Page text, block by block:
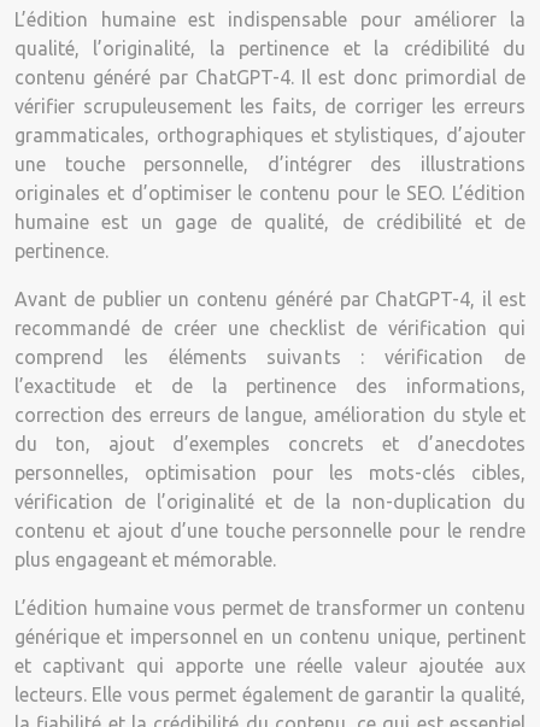
L’édition humaine est indispensable pour améliorer la
qualité, l’originalité, la pertinence et la crédibilité du
contenu généré par ChatGPT-4. Il est donc primordial de
vérifier scrupuleusement les faits, de corriger les erreurs
grammaticales, orthographiques et stylistiques, d’ajouter
une touche personnelle, d’intégrer des illustrations
originales et d’optimiser le contenu pour le SEO. L’édition
humaine est un gage de qualité, de crédibilité et de
pertinence.
Avant de publier un contenu généré par ChatGPT-4, il est
recommandé de créer une checklist de vérification qui
comprend les éléments suivants : vérification de
l’exactitude et de la pertinence des informations,
correction des erreurs de langue, amélioration du style et
du ton, ajout d’exemples concrets et d’anecdotes
personnelles, optimisation pour les mots-clés cibles,
vérification de l’originalité et de la non-duplication du
contenu et ajout d’une touche personnelle pour le rendre
plus engageant et mémorable.
L’édition humaine vous permet de transformer un contenu
générique et impersonnel en un contenu unique, pertinent
et captivant qui apporte une réelle valeur ajoutée aux
lecteurs. Elle vous permet également de garantir la qualité,